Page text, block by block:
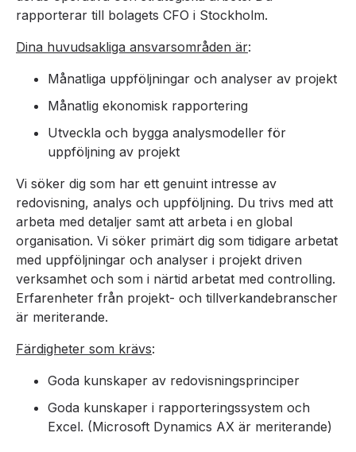
rapporterar till bolagets CFO i Stockholm.
Dina huvudsakliga ansvarsområden är:
Månatliga uppföljningar och analyser av projekt
Månatlig ekonomisk rapportering
Utveckla och bygga analysmodeller för
uppföljning av projekt
Vi söker dig som har ett genuint intresse av
redovisning, analys och uppföljning. Du trivs med att
arbeta med detaljer samt att arbeta i en global
organisation. Vi söker primärt dig som tidigare arbetat
med uppföljningar och analyser i projekt driven
verksamhet och som i närtid arbetat med controlling.
Erfarenheter från projekt- och tillverkandebranscher
är meriterande.
Färdigheter som krävs:
Goda kunskaper av redovisningsprinciper
Goda kunskaper i rapporteringssystem och
Excel. (Microsoft Dynamics AX är meriterande)